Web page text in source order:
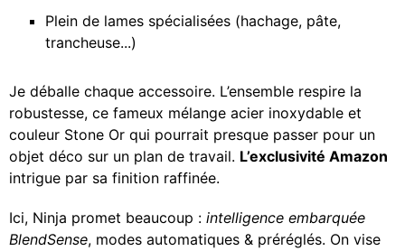
Plein de lames spécialisées (hachage, pâte,
trancheuse...)
Je déballe chaque accessoire. L’ensemble respire la
robustesse, ce fameux mélange acier inoxydable et
couleur Stone Or qui pourrait presque passer pour un
objet déco sur un plan de travail. L’exclusivité Amazon
intrigue par sa finition raffinée.
Ici, Ninja promet beaucoup : intelligence embarquée
BlendSense, modes automatiques & préréglés. On vise